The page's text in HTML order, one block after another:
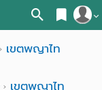
เขตพญาไท
เขตพญาไท